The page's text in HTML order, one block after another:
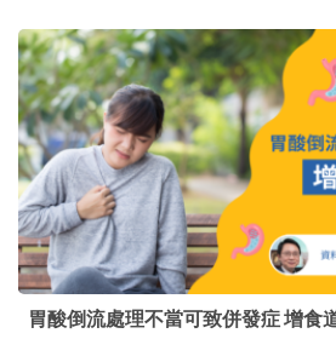
胃酸倒流處理不當可致併發症 增食